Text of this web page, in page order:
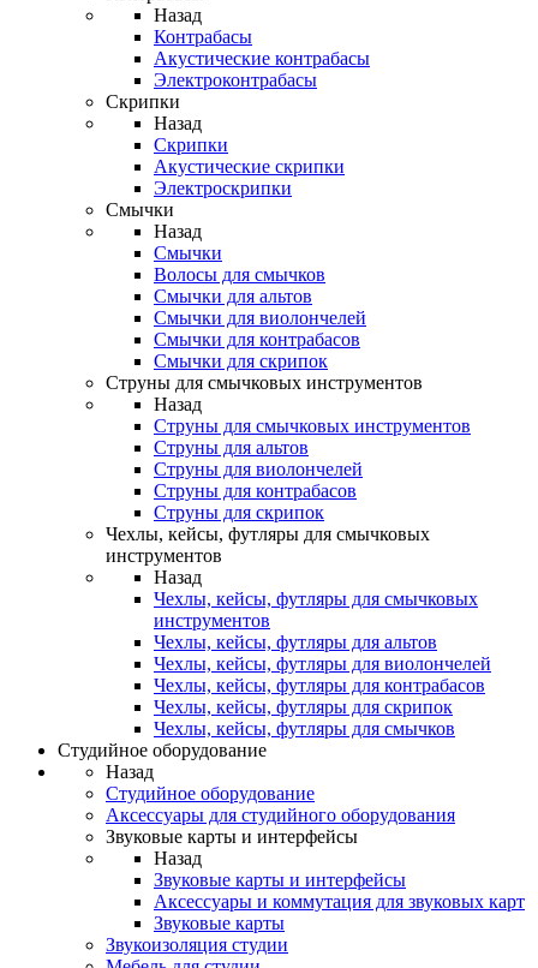
Назад
Контрабасы
Акустические контрабасы
Электроконтрабасы
Скрипки
Назад
Скрипки
Акустические скрипки
Электроскрипки
Смычки
Назад
Смычки
Волосы для смычков
Смычки для альтов
Смычки для виолончелей
Смычки для контрабасов
Смычки для скрипок
Струны для смычковых инструментов
Назад
Струны для смычковых инструментов
Струны для альтов
Струны для виолончелей
Струны для контрабасов
Струны для скрипок
Чехлы, кейсы, футляры для смычковых
инструментов
Назад
Чехлы, кейсы, футляры для смычковых
инструментов
Чехлы, кейсы, футляры для альтов
Чехлы, кейсы, футляры для виолончелей
Чехлы, кейсы, футляры для контрабасов
Чехлы, кейсы, футляры для скрипок
Чехлы, кейсы, футляры для смычков
Студийное оборудование
Назад
Студийное оборудование
Аксессуары для студийного оборудования
Звуковые карты и интерфейсы
Назад
Звуковые карты и интерфейсы
Аксессуары и коммутация для звуковых карт
Звуковые карты
Звукоизоляция студии